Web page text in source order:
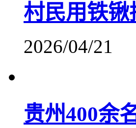
村民用铁
2026/04/21
贵州400余